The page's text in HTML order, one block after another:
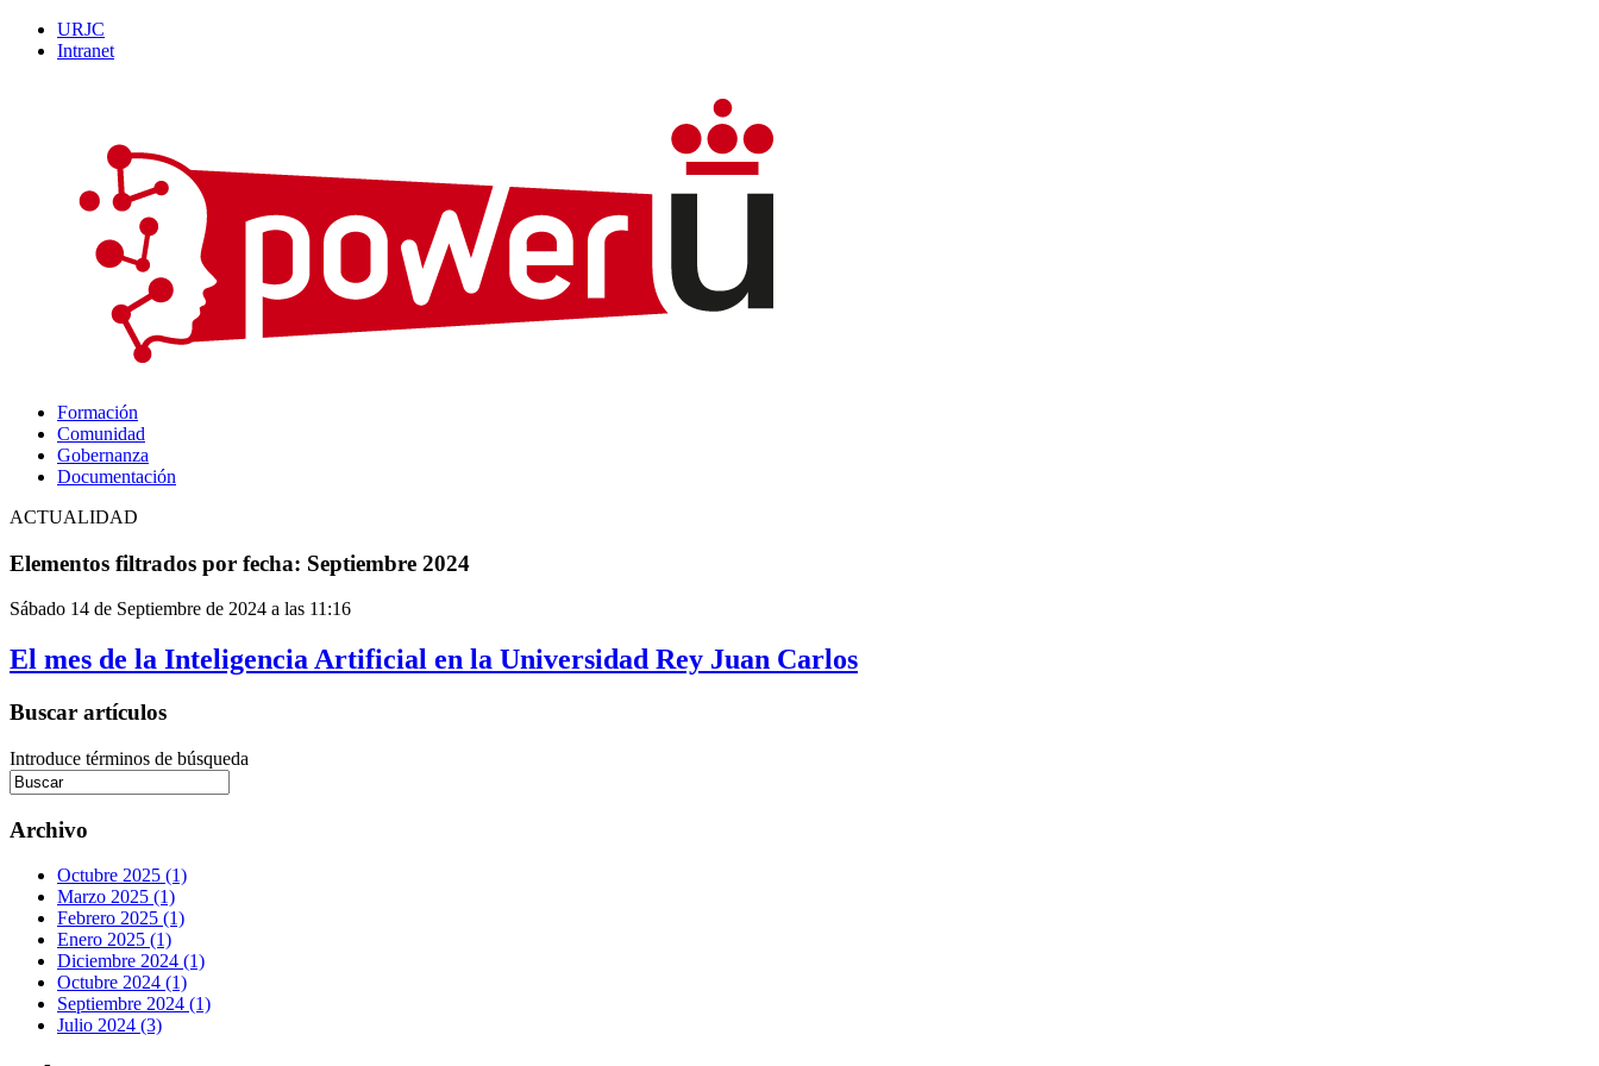
URJC
Intranet
Formación
Comunidad
Gobernanza
Documentación
ACTUALIDAD
Elementos filtrados por fecha: Septiembre 2024
Sábado 14 de Septiembre de 2024 a las 11:16
El mes de la Inteligencia Artificial en la Universidad Rey Juan Carlos
Buscar artículos
Introduce términos de búsqueda
Archivo
Octubre 2025 (1)
Marzo 2025 (1)
Febrero 2025 (1)
Enero 2025 (1)
Diciembre 2024 (1)
Octubre 2024 (1)
Septiembre 2024 (1)
Julio 2024 (3)